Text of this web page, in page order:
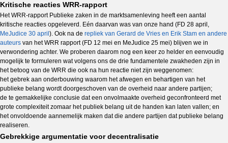
Kritische reacties WRR-rapport
Het WRR-rapport Publieke zaken in de marktsamenleving heeft een aantal
kritische reacties opgeleverd. Eén daarvan was van onze hand (FD 28 april,
MeJudice 30 april ). Ook na de repliek van Gerard de Vries en Erik Stam en andere
auteurs van het WRR rapport (FD 12 mei en MeJudice 25 mei) blijven we in
verwondering achter. We proberen daarom nog een keer zo helder en eenvoudig
mogelijk te formuleren wat volgens ons de drie fundamentele zwakheden zijn in
het betoog van de WRR die ook na hun reactie niet zijn weggenomen:
het gebrek aan onderbouwing waarom het afwegen en behartigen van het
publieke belang wordt doorgeschoven van de overheid naar andere partijen;
de te gemakkelijke conclusie dat een onvolmaakte overheid geconfronteerd met
grote complexiteit zomaar het publiek belang uit de handen kan laten vallen; en
het onvoldoende aannemelijk maken dat die andere partijen dat publieke belang
realiseren.
Gebrekkige argumentatie voor decentralisatie